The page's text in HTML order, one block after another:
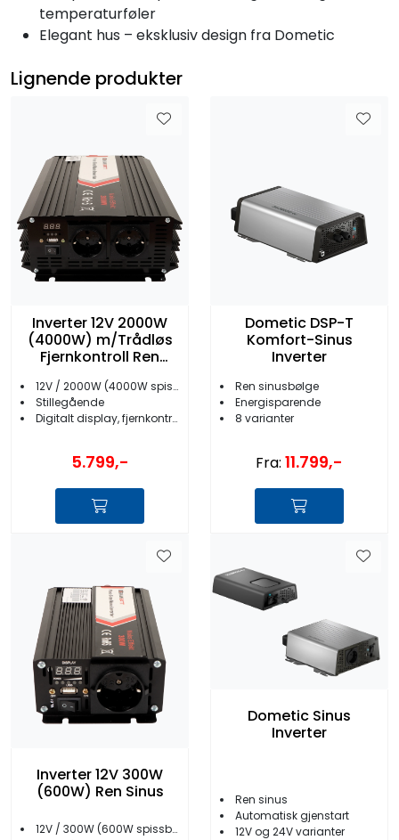
temperaturføler
Elegant hus – eksklusiv design fra Dometic
Lignende produkter
Inverter 12V 2000W
(4000W) m/Trådløs
Fjernkontroll Ren
12V / 2000W (4000W spissbelastning)
Stillegående
Digitalt display, fjernkontroll og USB-uttak
5.799,-
Dometic DSP-T
Komfort-Sinus
Inverter
Ren sinusbølge
Energisparende
8 varianter
Fra: 11.799,-
Inverter 12V 300W
(600W) Ren Sinus
12V / 300W (600W spissbelastning)
Dometic Sinus
Inverter
Ren sinus
Automatisk gjenstart
12V og 24V varianter